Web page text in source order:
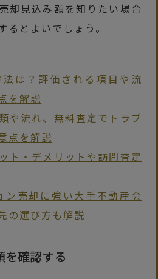
却見込み額を知りたい場合
るとよいでしょう。
は？評価される項目や流
を解説
や流れ、無料査定でトラブ
点を解説
ト・デメリットや訪問査定
ン売却に強い大手不動産会
の選び方も解説
を確認する